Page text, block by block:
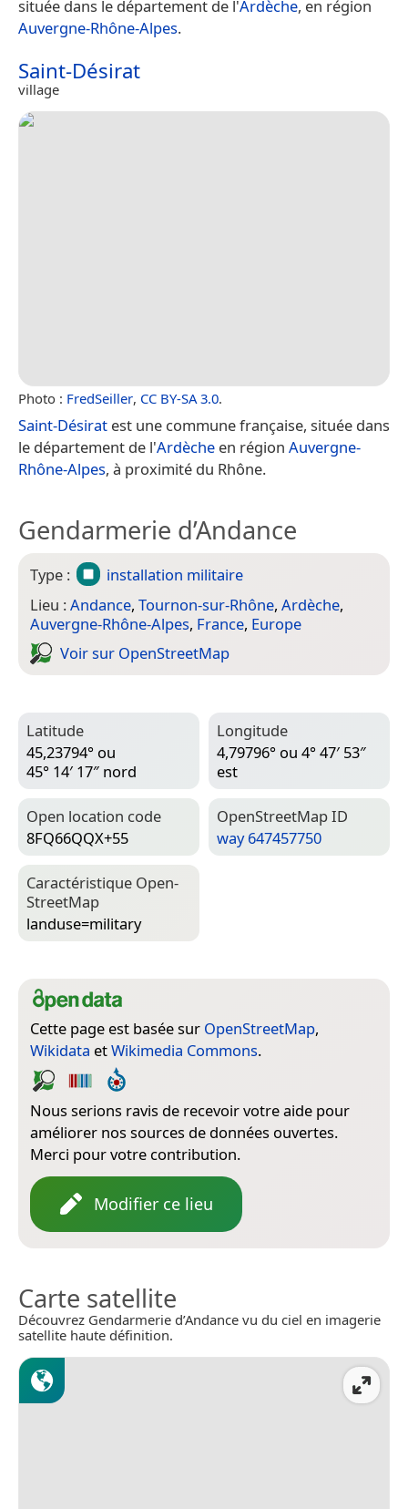
située dans le département de l'Ardèche, en région
Auvergne-Rhône-Alpes.
Saint-Désirat
village
Photo : FredSeiller, CC BY-SA 3.0.
Saint-Désirat est une commune française, située dans
le département de l'Ardèche en région Auvergne-
Rhône-Alpes, à proximité du Rhône.
Gendarmerie d’Andance
Type :
installation militaire
Lieu :Andance, Tournon-sur-Rhône, Ardèche,
Auvergne-Rhône-Alpes, France, Europe
Voir sur Open­Street­Map
Latitude
45,23794° ou
45° 14′ 17″ nord
Longitude
4,79796° ou 4° 47′ 53″
est
Open location code
8FQ66QQX+55
Open­Street­Map ID
way 647457750
Caractéristique Open­
Street­Map
landuse=­military
Cette page est basée sur OpenStreetMap,
Wikidata etWikimedia Commons.
Nous serions ravis de recevoir votre aide pour
améliorer nos sources de données ouvertes.
Merci pour votre contribution.
Modifier ce lieu
Carte satellite
Découvrez Gendarmerie d’Andance vu du ciel en imagerie
satellite haute définition.